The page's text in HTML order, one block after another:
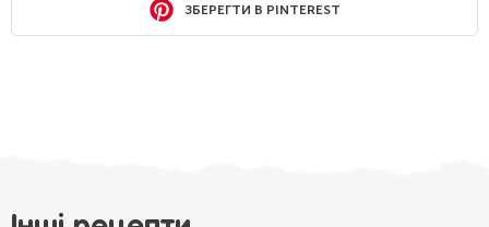
ЗБЕРЕГТИ В PINTEREST